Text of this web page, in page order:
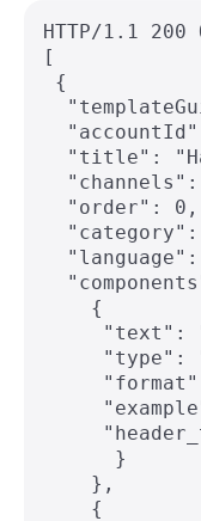
HTTP/1.1 200
[
{
"title":
  "order": 0,
"language":
    {
"text":
"type":
      }
    },
    {